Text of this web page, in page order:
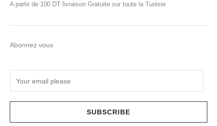
A partir de 100 DT livraison Gratuite sur toute la Tunisie
Abonnez vous
SUBSCRIBE